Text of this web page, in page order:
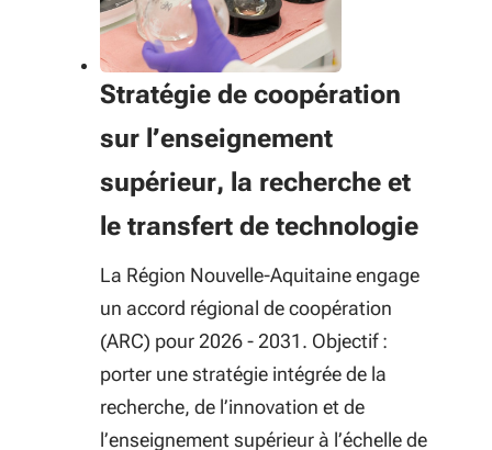
Stratégie de coopération
sur l’enseignement
supérieur, la recherche et
le transfert de technologie
La Région Nouvelle-Aquitaine engage
un accord régional de coopération
(ARC) pour 2026 - 2031. Objectif :
porter une stratégie intégrée de la
recherche, de l’innovation et de
l’enseignement supérieur à l’échelle de